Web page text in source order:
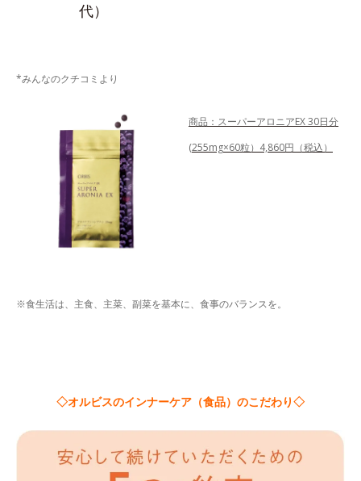
代）
*みんなのクチコミより
商品：スーパーアロニアEX 30日分
(255mg×60粒）4,860円（税込）
※食生活は、主食、主菜、副菜を基本に、食事のバランスを。
◇オルビスのインナーケア（食品）のこだわり◇